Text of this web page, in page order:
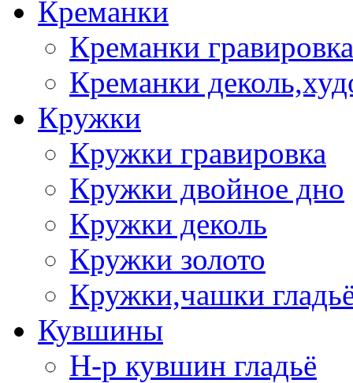
Креманки
Креманки
Креманки
Кружки
Кружки гравировка
Кружки двойное дно
Кружки деколь
Кружки золото
Кружки,чашки
Кувшины
Н-р кувшин гладьё